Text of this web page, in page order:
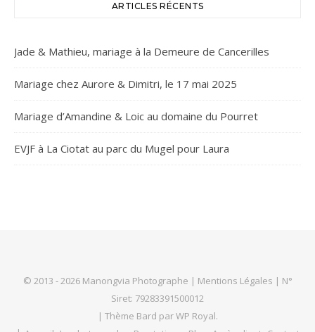
ARTICLES RÉCENTS
Jade & Mathieu, mariage à la Demeure de Cancerilles
Mariage chez Aurore & Dimitri, le 17 mai 2025
Mariage d’Amandine & Loic au domaine du Pourret
EVJF à La Ciotat au parc du Mugel pour Laura
© 2013 - 2026 Manongvia Photographe | Mentions Légales | N°
Siret: 79283391500012
| Thème Bard parWP Royal.